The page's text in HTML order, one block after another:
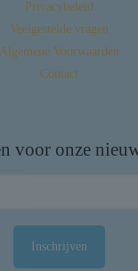
Privacybeleid
Veelgestelde vragen
Algemene Voorwaarden
Contact
voor onze